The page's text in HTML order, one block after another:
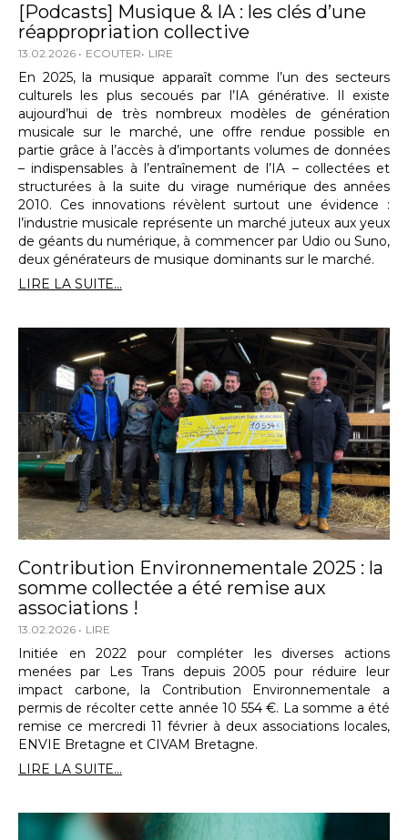
[Podcasts] Musique & IA : les clés d’une
réappropriation collective
13.02.2026 ECOUTER LIRE
En 2025, la musique apparaît comme l’un des secteurs
culturels les plus secoués par l’IA générative. Il existe
aujourd’hui de très nombreux modèles de génération
musicale sur le marché, une offre rendue possible en
partie grâce à l’accès à d’importants volumes de données
– indispensables à l’entraînement de l’IA – collectées et
structurées à la suite du virage numérique des années
2010. Ces innovations révèlent surtout une évidence :
l’industrie musicale représente un marché juteux aux yeux
de géants du numérique, à commencer par Udio ou Suno,
deux générateurs de musique dominants sur le marché.
LIRE LA SUITE...
Contribution Environnementale 2025 : la
somme collectée a été remise aux
associations !
13.02.2026 LIRE
Initiée en 2022 pour compléter les diverses actions
menées par Les Trans depuis 2005 pour réduire leur
impact carbone, la Contribution Environnementale a
permis de récolter cette année 10 554 €. La somme a été
remise ce mercredi 11 février à deux associations locales,
ENVIE Bretagne et CIVAM Bretagne.
LIRE LA SUITE...